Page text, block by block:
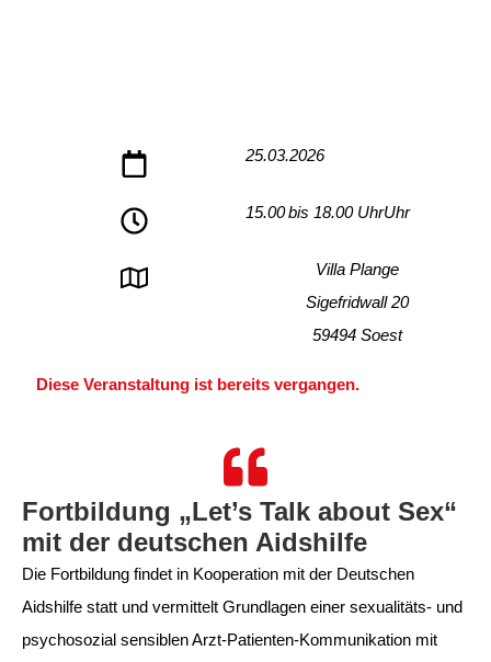
25.03.2026
15.00bis 18.00 UhrUhr
Villa Plange
Sigefridwall 20
59494 Soest
Diese Veranstaltung ist bereits vergangen.
Fortbildung „Let’s Talk about Sex“
mit der deutschen Aidshilfe
Die Fortbildung findet in Kooperation mit der Deutschen
Aidshilfe statt und vermittelt Grundlagen einer sexualitäts- und
psychosozial sensiblen Arzt-Patienten-Kommunikation mit